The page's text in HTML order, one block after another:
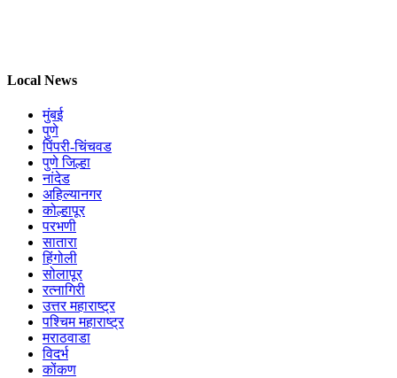
Local News
मुंबई
पुणे
पिंपरी-चिंचवड
पुणे जिल्हा
नांदेड
अहिल्यानगर
कोल्हापूर
परभणी
सातारा
हिंगोली
सोलापूर
रत्नागिरी
उत्तर महाराष्ट्र
पश्चिम महाराष्ट्र
मराठवाडा
विदर्भ
कोंकण